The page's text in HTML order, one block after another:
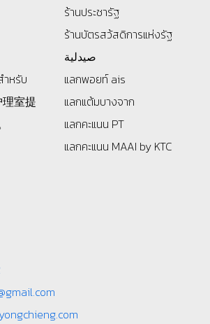
หรับ
室提
ร้านประชารัฐ
ร้านบัตรสว้สดิการแห่งรัฐ
صيدلية
แลกพอยท์ ais
แลกแต้มบางจาก
แลกคะแนน PT
แลกคะแนน MAAI by KTC